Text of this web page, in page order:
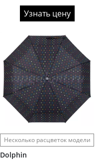
Узнать цену
Несколько расцветок модели
Dolphin